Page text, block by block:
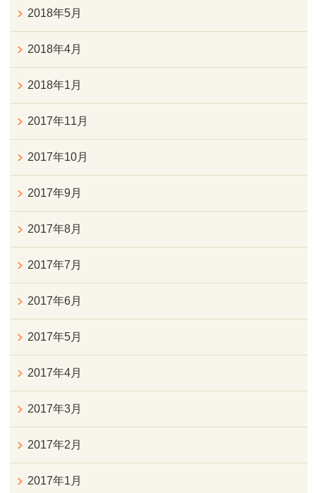
2018年5月
2018年4月
2018年1月
2017年11月
2017年10月
2017年9月
2017年8月
2017年7月
2017年6月
2017年5月
2017年4月
2017年3月
2017年2月
2017年1月